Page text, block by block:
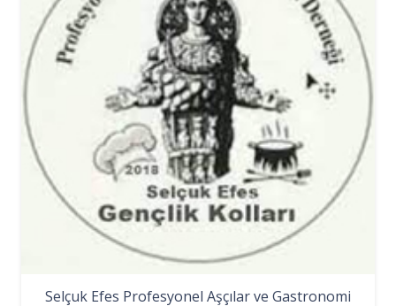
Selçuk Efes Profesyonel Aşçılar ve Gastronomi